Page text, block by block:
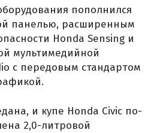
пополнился
панелью, расширенным
Honda Sensing и
мультимедийной
с передовым стандартом
и купе Honda Civic по-
2,0-литровой